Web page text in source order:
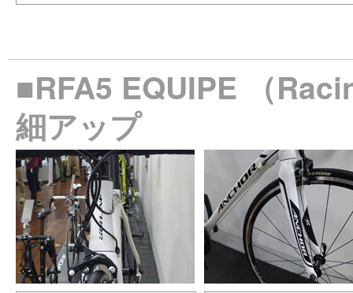
■RFA5 EQUIPE （
細アップ